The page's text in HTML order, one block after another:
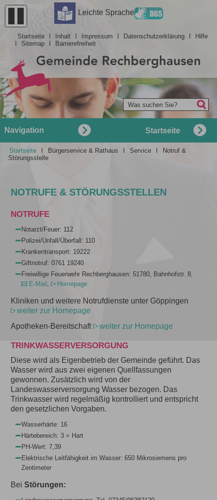
Leichte Sprache
Startseite Inhalt Impressum Datenschutzerklärung
Hilfe
Sitemap Barrierefreiheit
Was suchen Sie?
Startseite
Navigation
Startseite Bürgerservice & Rathaus Service
Notruf &
Störungsstelle
NOTRUFE & STÖRUNGSSTELLEN
NOTRUFE
Notarzt/Feuer: 112
Polizei/Unfall/Überfall: 110
Krankentransport: 19222
Giftnotruf: 0761 19240
Freiwillige Feuerwehr Rechberghausen: 51780, Bahnhofstr. 8,
E-Mail , Homepage
Kliniken und weitere Notrufdienste unter Göppingen
weiter zur Homepage
Apotheken-Bereitschaft
weiter zur Homepage
TRINKWASSERVERSORGUNG
Diese wird als Eigenbetrieb der Gemeinde geführt. Das
Wasser wird aus zwei eigenen Quellfassungen
gewonnen. Zusätzlich wird von der
Landeswasserversorgung Wasser bezogen. Das
Trinkwasser wird regelmäßig kontrolliert und entspricht
den gesetzlichen Vorgaben.
Wasserhärte: 16
Härtebereich: 3 = Hart
PH-Wert: 7,39
Elektrische Leitfähigkeit im Wasser: 650 Mikrosiemens pro
Zentimeter
BeiStörungen: